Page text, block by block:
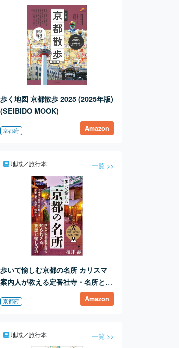
歩く地図 京都散歩 2025 (2025年版)
(SEIBIDO MOOK)
京都府 Amazon
地域／旅行本 一覧 >>
歩いて愉しむ京都の名所 カリスマ
案内人が教える定番社寺・名所と味
京都府 Amazon
地域／旅行本 一覧 >>